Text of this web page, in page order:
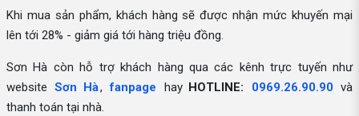
Khi mua sản phẩm, khách hàng sẽ được nhận mức khuyến mại
lên tới 28% - giảm giá tới hàng triệu đồng.
Sơn Hà còn hỗ trợ khách hàng qua các kênh trực tuyến như
website Sơn Hà, fanpage hay HOTLINE: 0969.26.90.90 và
thanh toán tại nhà.